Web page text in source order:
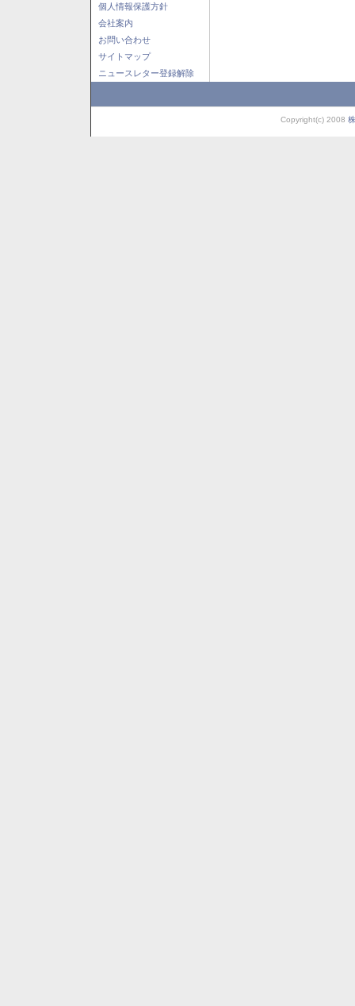
個人情報保護方針
会社案内
お問い合わせ
サイトマップ
ニュースレター登録解除
Copyright(c) 2008